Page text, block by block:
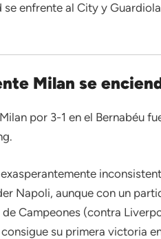
enfrente al City y
Milan se
por 3-1 en el Bernabéu
Napoli, aunque con un
Campeones (contra
su primera victoria